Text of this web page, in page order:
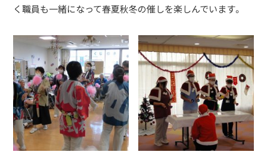
く職員も一緒になって春夏秋冬の催しを楽しんでいます。